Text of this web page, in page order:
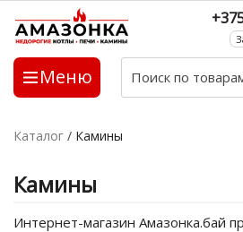
Меню
Каталог / Камины
Камины
Интернет-магазин Амазонка.бай